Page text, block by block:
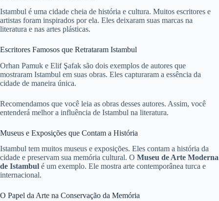
Istambul é uma cidade cheia de história e cultura. Muitos escritores e
artistas foram inspirados por ela. Eles deixaram suas marcas na
literatura e nas artes plásticas.
Escritores Famosos que Retrataram Istambul
Orhan Pamuk e Elif Şafak são dois exemplos de autores que
mostraram Istambul em suas obras. Eles capturaram a essência da
cidade de maneira única.
Recomendamos que você leia as obras desses autores. Assim, você
entenderá melhor a influência de Istambul na literatura.
Museus e Exposições que Contam a História
Istambul tem muitos museus e exposições. Eles contam a história da
cidade e preservam sua memória cultural. O Museu de Arte Moderna
de Istambul é um exemplo. Ele mostra arte contemporânea turca e
internacional.
O Papel da Arte na Conservação da Memória